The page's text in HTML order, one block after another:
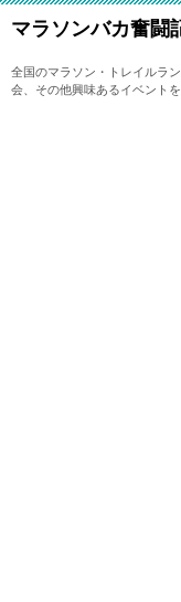
マラソンバカ奮闘
全国のマラソン・トレイルラ
会、その他興味あるイベント